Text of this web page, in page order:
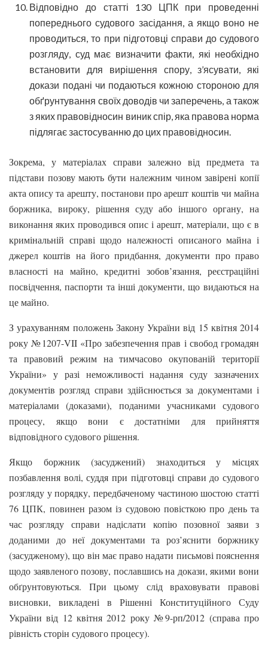
Відповідно до статті 130 ЦПК при проведенні
попереднього судового засідання, а якщо воно не
проводиться, то при підготовці справи до судового
розгляду, суд має визначити факти, які необхідно
встановити для вирішення спору, з’ясувати, які
докази подані чи подаються кожною стороною для
обґрунтування своїх доводів чи заперечень, а також
з яких правовідносин виник спір, яка правова норма
підлягає застосуванню до цих правовідносин.
Зокрема, у матеріалах справи залежно від предмета та
підстави позову мають бути належним чином завірені копії
акта опису та арешту, постанови про арешт коштів чи майна
боржника, вироку, рішення суду або іншого органу, на
виконання яких проводився опис і арешт, матеріали, що є в
кримінальній справі щодо належності описаного майна і
джерел коштів на його придбання, документи про право
власності на майно, кредитні зобов’язання, реєстраційні
посвідчення, паспорти та інші документи, що видаються на
це майно.
З урахуванням положень Закону України від 15 квітня 2014
року №1207-VII «Про забезпечення прав і свобод громадян
та правовий режим на тимчасово окупованій території
України» у разі неможливості надання суду зазначених
документів розгляд справи здійснюється за документами і
матеріалами (доказами), поданими учасниками судового
процесу, якщо вони є достатніми для прийняття
відповідного судового рішення.
Якщо боржник (засуджений) знаходиться у місцях
позбавлення волі, суддя при підготовці справи до судового
розгляду у порядку, передбаченому частиною шостою статті
76 ЦПК, повинен разом із судовою повісткою про день та
час розгляду справи надіслати копію позовної заяви з
доданими до неї документами та роз’яснити боржнику
(засудженому), що він має право надати письмові пояснення
щодо заявленого позову, пославшись на докази, якими вони
обґрунтовуються. При цьому слід враховувати правові
висновки, викладені в Рішенні Конституційного Суду
України від 12 квітня 2012 року №9-рп/2012 (справа про
рівність сторін судового процесу).